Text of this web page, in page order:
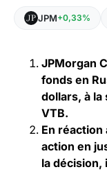
JPM+0,33%
JPMorgan
fonds en
dollars, à la
VTB.
En réaction
action en
la